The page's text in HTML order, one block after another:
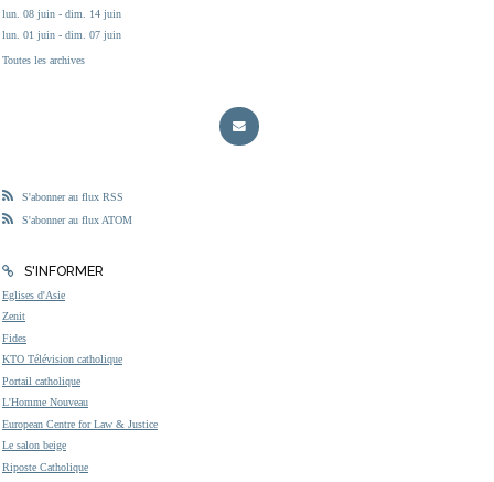
lun. 08 juin - dim. 14 juin
lun. 01 juin - dim. 07 juin
Toutes les archives
S'abonner au flux RSS
S'abonner au flux ATOM
S'INFORMER
Eglises d'Asie
Zenit
Fides
KTO Télévision catholique
Portail catholique
L'Homme Nouveau
European Centre for Law & Justice
Le salon beige
Riposte Catholique